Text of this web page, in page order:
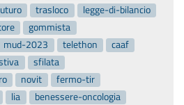
trasloco
legge-di-bilancio
gommista
mud-2023 telethon
caaf
sfilata
novit
fermo-tir
lia
benessere-oncologia